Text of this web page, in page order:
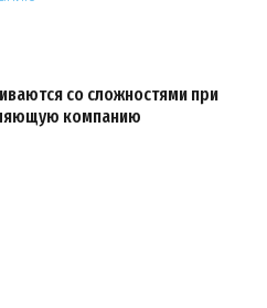
со сложностями при
компанию